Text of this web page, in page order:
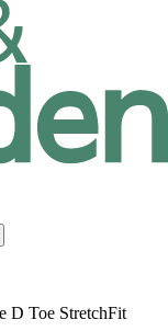
D Toe StretchFit